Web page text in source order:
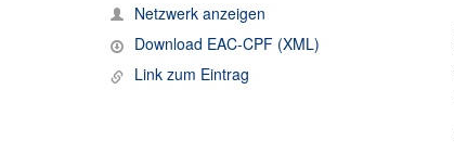
Netzwerk anzeigen
Download EAC-CPF (XML)
Link zum Eintrag